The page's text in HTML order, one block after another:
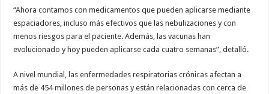
“Ahora contamos con medicamentos que pueden aplicarse mediante
espaciadores, incluso más efectivos que las nebulizaciones y con
menos riesgos para el paciente. Además, las vacunas han
evolucionado y hoy pueden aplicarse cada cuatro semanas”, detalló.
A nivel mundial, las enfermedades respiratorias crónicas afectan a
más de 454 millones de personas y están relacionadas con cerca de